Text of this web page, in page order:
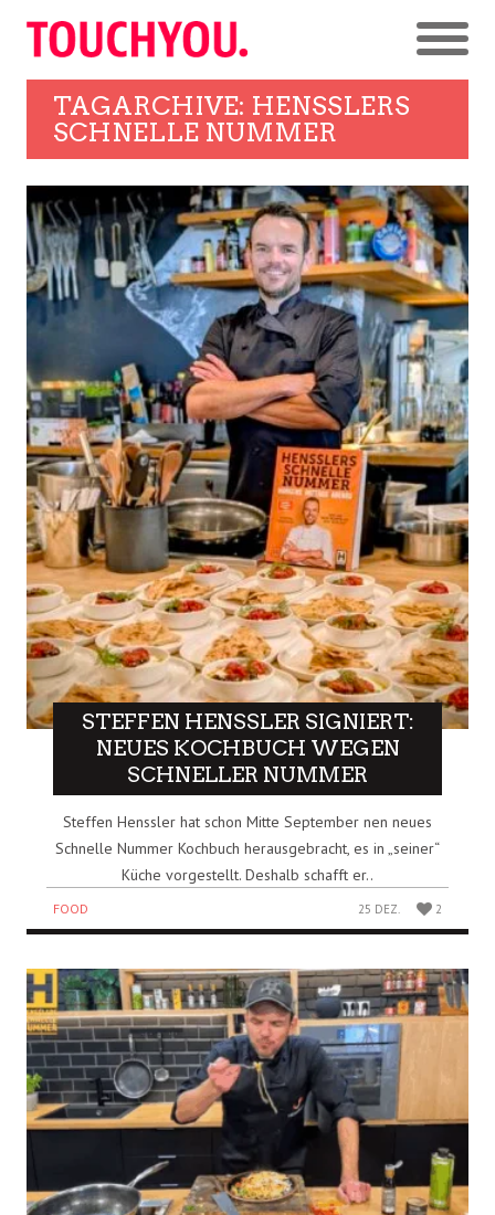
TAGARCHIVE: HENSSLERS
SCHNELLE NUMMER
STEFFEN HENSSLER SIGNIERT:
NEUES KOCHBUCH WEGEN
SCHNELLER NUMMER
Steffen Henssler hat schon Mitte September nen neues
Schnelle Nummer Kochbuch herausgebracht, es in „seiner“
Küche vorgestellt. Deshalb schafft er..
FOOD 25 DEZ. 2